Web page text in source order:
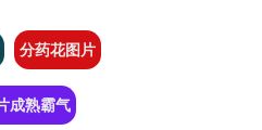
分药花图片
成熟霸气